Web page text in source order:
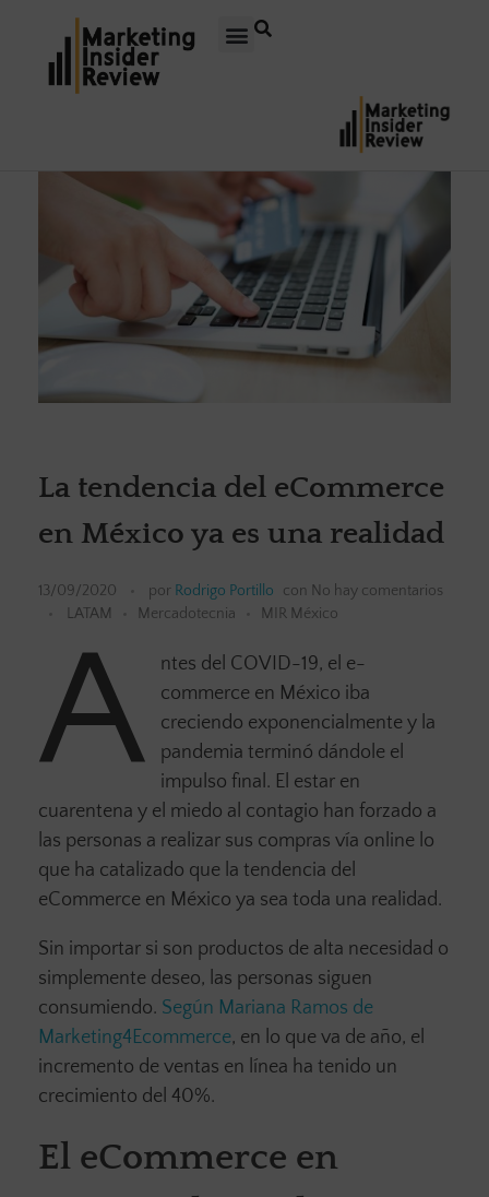
La tendencia del eCommerce
en México ya es una realidad
13/09/2020 por Rodrigo Portillo con No hay comentarios
LATAM
Mercadotecnia MIR México
A
ntes del COVID-19, el e-
commerce en México iba
creciendo exponencialmente y la
pandemia terminó dándole el
impulso final. El estar en
cuarentena y el miedo al contagio han forzado a
las personas a realizar sus compras vía online lo
que ha catalizado que la tendencia del
eCommerce en México ya sea toda una realidad.
Sin importar si son productos de alta necesidad o
simplemente deseo, las personas siguen
consumiendo. Según Mariana Ramos de
Marketing4Ecommerce, en lo que va de año, el
incremento de ventas en línea ha tenido un
crecimiento del 40%.
El eCommerce en